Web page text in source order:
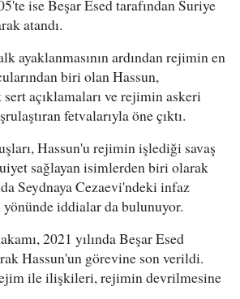
ise Beşar Esed tarafından Suriye
atandı.
ayaklanmasının ardından rejimin en
biri olan Hassun,
açıklamaları ve rejimin askeri
fetvalarıyla öne çıktı.
Hassun'u rejimin işlediği savaş
sağlayan isimlerden biri olarak
Seydnaya Cezaevi'ndeki infaz
yönünde iddialar da bulunuyor.
2021 yılında Beşar Esed
Hassun'un görevine son verildi.
ile ilişkileri, rejimin devrilmesine